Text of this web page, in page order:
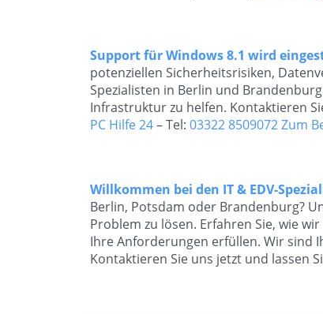
Support für Windows 8.1 wird
potenziellen Sicherheitsrisiken,
Spezialisten in Berlin und
Infrastruktur zu helfen. Kontaktieren
PC Hilfe 24– Tel: 03322 8509072Zum
Willkommen bei den IT & EDV-
Berlin, Potsdam oder Brandenburg?
Problem zu lösen. Erfahren Sie, wie
Ihre Anforderungen erfüllen. Wir sind
Kontaktieren Sie uns jetzt und lassen